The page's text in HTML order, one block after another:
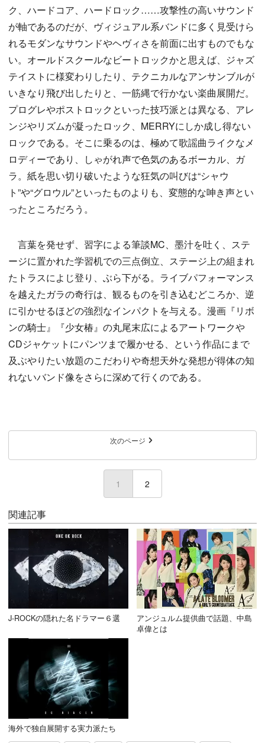
ク、ハードコア、ハードロック……攻撃性の高いサウンド
が軸であるのだが、ヴィジュアル系バンドに多く見受けら
れるモダンなサウンドやヘヴィさを前面に出すものでもな
い。オールドスクールなビートロックかと思えば、ジャズ
テイストに様変わりしたり、テクニカルなアンサンブルが
いきなり飛び出したりと、一筋縄で行かない楽曲展開だ。
プログレやポストロックといった技巧派とは異なる、アレ
ンジやリズムが凝ったロック、MERRYにしか成し得ない
ロックである。そこに乗るのは、極めて歌謡曲ライクなメ
ロディーであり、しゃがれ声で色気のあるボーカル、ガ
ラ。紙を思い切り破いたような狂気の叫びは“シャウ
ト”や“グロウル”といったものよりも、変態的な呻き声とい
ったところだろう。
言葉を発せず、習字による筆談MC、墨汁を吐く、ステ
ージに置かれた学習机での三点倒立、ステージ上の組まれ
たトラスによじ登り、ぶら下がる。ライブパフォーマンス
を越えたガラの奇行は、観るものを引き込むどころか、逆
に引かせるほどの強烈なインパクトを与える。漫画『リボ
ンの騎士』『少女椿』の丸尾末広によるアートワークや
CDジャケットにパンツまで履かせる、という作品にまで
及ぶやりたい放題のこだわりや奇想天外な発想が得体の知
れないバンド像をさらに深めて行くのである。
次のページ
1 (current)
2
関連記事
J-ROCKの隠れた名ドラマー６選
アンジュルム提供曲で話題、中島
卓偉とは
海外で独自展開する実力派たち